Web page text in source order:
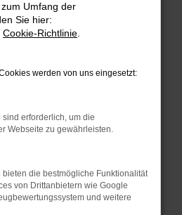
und deine
zum Beispiel deine
bestimmter Seiten
die Seite in einem
neu.
helfen, vorübergehende
Umfang der
Sie hier:
Cookie-Richtlinie
werden von uns eingesetzt:
sind erforderlich, um die
Webseite zu gewährleisten.
bieten die bestmögliche Funktionalität
von Drittanbietern wie Google
und weitere